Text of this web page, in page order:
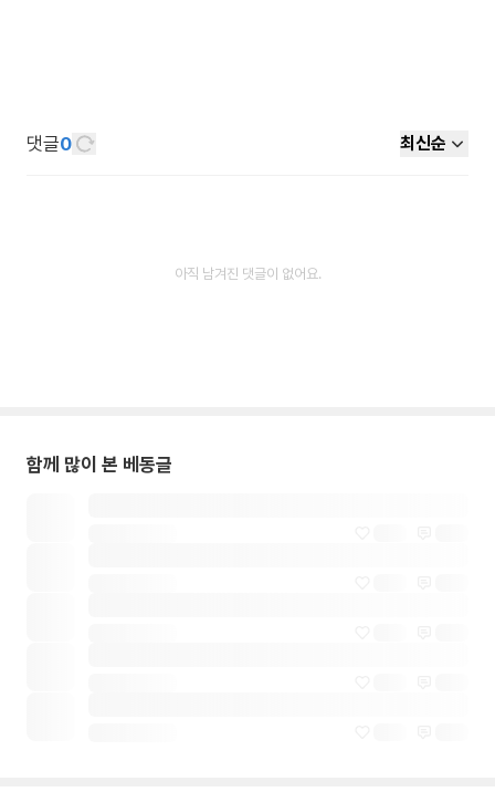
댓글0 최신순
아직 남겨진 댓글이 없어요.
함께 많이 본 베동글